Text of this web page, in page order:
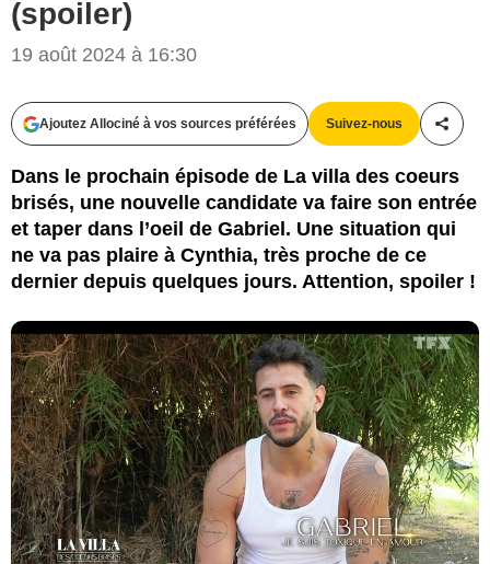
(spoiler)
19 août 2024 à 16:30
Ajoutez Allociné à vos sources préférées Suivez-nous
Dans le prochain épisode de La villa des coeurs
brisés, une nouvelle candidate va faire son entrée
et taper dans l’oeil de Gabriel. Une situation qui
ne va pas plaire à Cynthia, très proche de ce
dernier depuis quelques jours. Attention, spoiler !